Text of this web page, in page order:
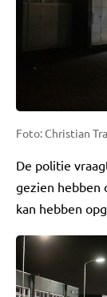
Foto: Christian
De politie
gezien hebben
kan hebben